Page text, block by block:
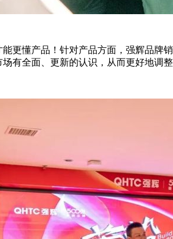
能更懂产品！针对产品方面，强辉品牌
有全面、更新的认识，从而更好地调